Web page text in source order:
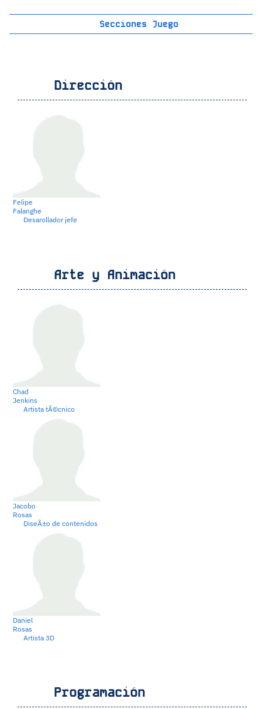
Secciones Juego
Dirección
Felipe
Falanghe
Desarollador jefe
Arte y Animación
Chad
Jenkins
Artista tÃ©cnico
Jacobo
Rosas
DiseÃ±o de contenidos
Daniel
Rosas
Artista 3D
Programación